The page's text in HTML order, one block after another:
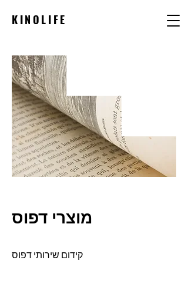
KINOLIFE
מוצרי דפוס
קידום שירותי דפוס